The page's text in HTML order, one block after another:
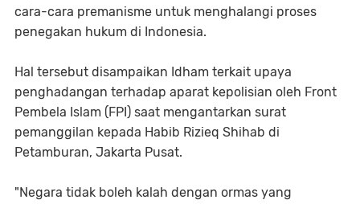
cara-cara premanisme untuk menghalangi proses
penegakan hukum di Indonesia.
Hal tersebut disampaikan Idham terkait upaya
penghadangan terhadap aparat kepolisian oleh Front
Pembela Islam (FPI) saat mengantarkan surat
pemanggilan kepada Habib Rizieq Shihab di
Petamburan, Jakarta Pusat.
"Negara tidak boleh kalah dengan ormas yang